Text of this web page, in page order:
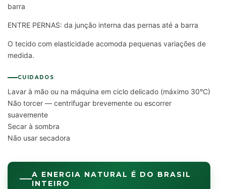
barra
ENTRE PERNAS: da junção interna das pernas até a barra
O tecido com elasticidade acomoda pequenas variações de
medida.
CUIDADOS
Lavar à mão ou na máquina em ciclo delicado (máximo 30°C)
Não torcer — centrifugar brevemente ou escorrer
suavemente
Secar à sombra
Não usar secadora
A ENERGIA NATURAL É DO BRASIL
INTEIRO